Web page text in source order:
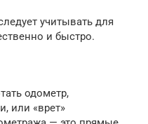
учитывать для
и быстро.
одометр,
или «врет»